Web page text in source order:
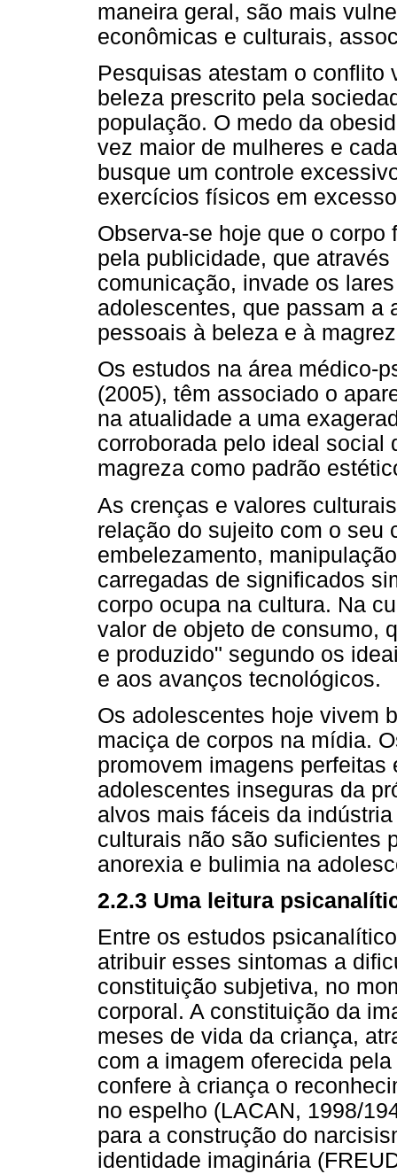
maneira geral, são mais
econômicas e culturais,
Pesquisas atestam o conflito
beleza prescrito pela
população. O medo da
vez maior de mulheres e
busque um controle
exercícios físicos em
Observa-se hoje que o
pela publicidade, que
comunicação, invade os
adolescentes, que passam a
pessoais à beleza e à
Os estudos na área médico-
(2005), têm associado o
na atualidade a uma
corroborada pelo ideal social
magreza como padrão
As crenças e valores
relação do sujeito com o seu
embelezamento,
carregadas de significados
corpo ocupa na cultura. Na
valor de objeto de consumo,
e produzido" segundo os
e aos avanços tecnológicos.
Os adolescentes hoje vivem
maciça de corpos na mídia.
promovem imagens
adolescentes inseguras da
alvos mais fáceis da
culturais não são suficientes
anorexia e bulimia na
2.2.3 Uma leitura
Entre os estudos
atribuir esses sintomas a
constituição subjetiva, no
corporal. A constituição da
meses de vida da criança,
com a imagem oferecida
confere à criança o
no espelho (LACAN, 1998/
para a construção do
identidade imaginária